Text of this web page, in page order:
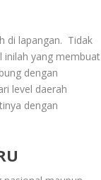
di lapangan. Tidak
inilah yang membuat
dengan
level daerah
dengan